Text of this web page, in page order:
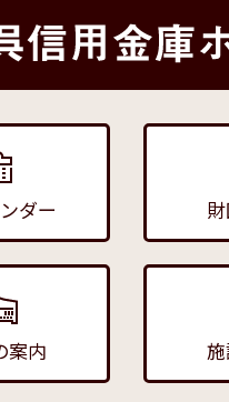
ダー
案内